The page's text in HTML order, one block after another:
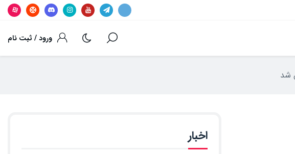
ورود / ثبت نام
اخبار